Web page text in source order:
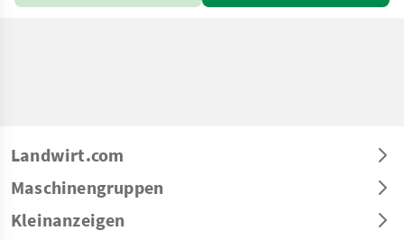
Landwirt.com
Maschinengruppen
Kleinanzeigen